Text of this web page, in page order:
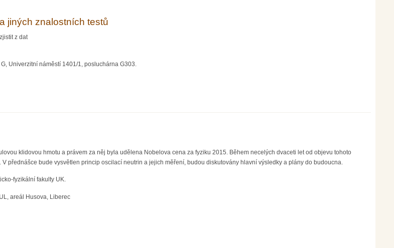
jiných znalostních testů
z dat
Univerzitní náměstí 1401/1, posluchárna G303.
klidovou hmotu a právem za něj byla udělena Nobelova cena za fyziku 2015. Během necelých dvaceti let od objevu tohoto
přednášce bude vysvětlen princip oscilací neutrin a jejich měření, budou diskutovány hlavní výsledky a plány do budoucna.
fyzikální fakulty UK.
areál Husova, Liberec